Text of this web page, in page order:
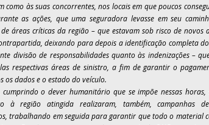
como às suas concorrentes, nos locais em que poucos
as ações, que uma seguradora levasse em seu
áreas críticas da região – que estavam sob risco de novos
deixando para depois a identificação completa
divisão de responsabilidades quanto às indenizações –
respectivas áreas de sinistro, a fim de garantir o
os dados e o estado do veículo.
cumprindo o dever humanitário que se impõe nessas
à região atingida realizaram, também, campanhas
trabalhando em seguida para garantir que todo o material